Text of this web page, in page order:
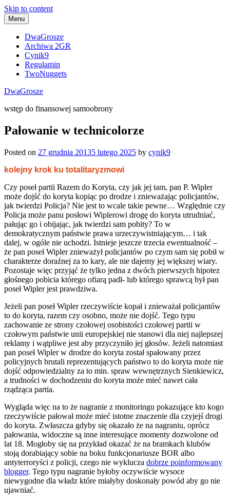
Skip to content
Menu
DwaGrosze
Archiwa 2GR
Cynik9
Regulamin
TwoNuggets
DwaGrosze
wstęp do finansowej samoobrony
Pałowanie w technicolorze
Posted on 27 grudnia 20135 lutego 2025 by cynik9
kolejny krok ku totalitaryzmowi
Czy poseł partii Razem do Koryta, czy jak jej tam, pan P. Wipler
może dojść do koryta kopiąc po drodze i znieważając policjantów,
jak twierdzi Policja? Nie jest to wcale takie pewne… Względnie czy
Policja może panu posłowi Wiplerowi drogę do koryta utrudniać,
pałując go i obijając, jak twierdzi sam pobity? To w
demokratycznym państwie prawa urzeczywistniającym… i tak
dalej, w ogóle nie uchodzi. Istnieje jeszcze trzecia ewentualność –
że pan poseł Wipler znieważył policjantów po czym sam się pobił w
charakterze doraźnej za to kary, ale nie dajemy jej większej wiary.
Pozostaje więc przyjąć że tylko jedna z dwóch pierwszych hipotez
głośnego pobicia którego ofiarą padł- lub którego sprawcą był pan
poseł Wipler jest prawdziwa.
Jeżeli pan poseł Wipler rzeczywiście kopał i znieważał policjantów
to do koryta, razem czy osobno, może nie dojść. Tego typu
zachowanie ze strony czołowej osobistości czołowej partii w
czołowym państwie unii europejskiej nie stanowi dla niej najlepszej
reklamy i wątpliwe jest aby przyczyniło jej głosów. Jeżeli natomiast
pan poseł Wipler w drodze do koryta został spałowany przez
policyjnych brutali reprezentujących państwo to do koryta może nie
dojść odpowiedzialny za to min. spraw wewnętrznych Sienkiewicz,
a trudności w dochodzeniu do koryta może mieć nawet cała
rządząca partia.
Wygląda więc na to że nagranie z monitoringu pokazujące kto kogo
rzeczywiście pałował może mieć istotne znaczenie dla czyjejś drogi
do koryta. Zwłaszcza gdyby się okazało że na nagraniu, oprócz
pałowania, widoczne są inne interesujące momenty dozwolone od
lat 18. Mogłoby się na przykład okazać że na bramkach klubów
stoją dorabiający sobie na boku funkcjonariusze BOR albo
antyterroryści z policji, czego nie wyklucza dobrze poinformowany
blogger. Tego typu nagranie byłoby oczywiście wysoce
niewygodne dla władz które miałyby doskonały powód aby go nie
ujawniać.